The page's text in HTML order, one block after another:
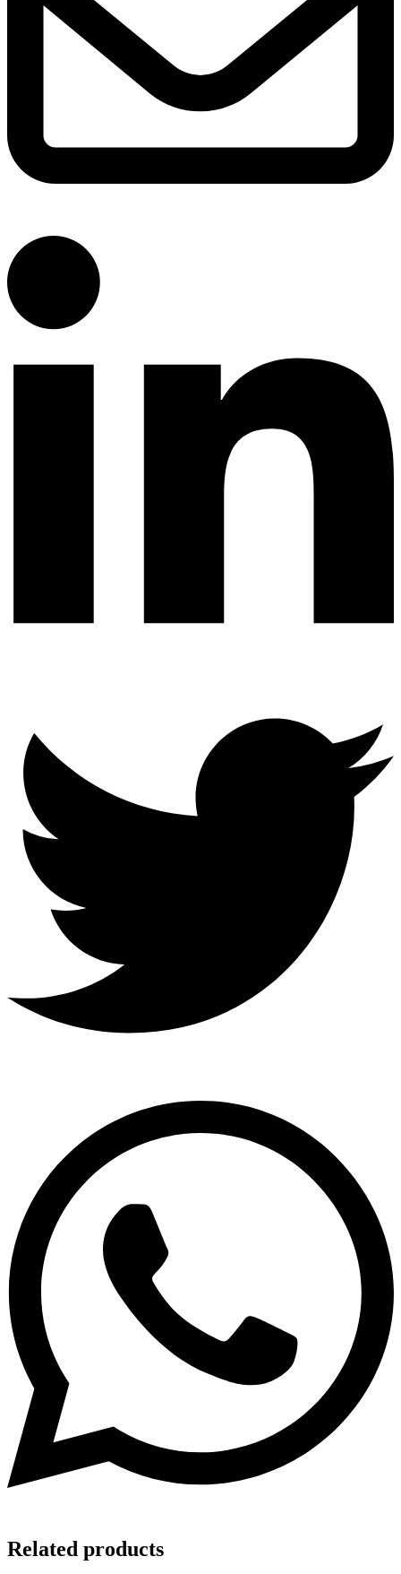
Related products